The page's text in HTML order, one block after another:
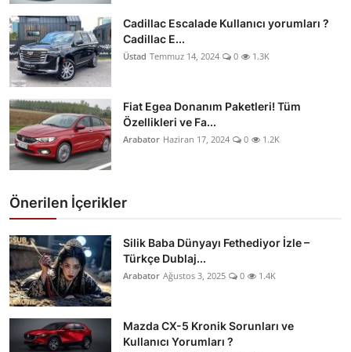
Cadillac Escalade Kullanıcı yorumları ?
Cadillac E...
Üstad Temmuz 14, 2024 0 1.3K
Fiat Egea Donanım Paketleri! Tüm
Özellikleri ve Fa...
Arabator Haziran 17, 2024 0 1.2K
Önerilen İçerikler
Silik Baba Dünyayı Fethediyor İzle –
Türkçe Dublaj...
Arabator Ağustos 3, 2025 0 1.4K
Mazda CX-5 Kronik Sorunları ve
Kullanıcı Yorumları ?